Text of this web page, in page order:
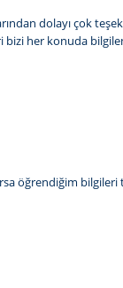
dolayı çok
her konuda
öğrendiğim bilgileri